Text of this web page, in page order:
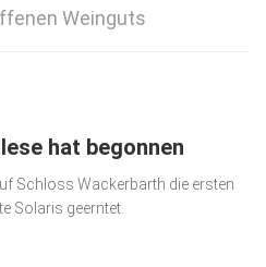
/ Ostsachsen
Weinguts
hat begonnen
Schloss Wackerbarth die ersten
Solaris geerntet.